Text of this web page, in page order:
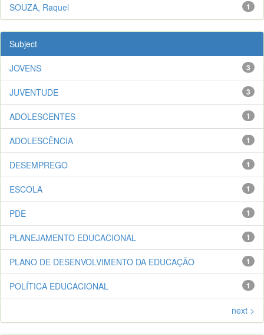
1
SOUZA, Raquel
Subject
3
JOVENS
3
JUVENTUDE
1
ADOLESCENTES
1
ADOLESCÊNCIA
1
DESEMPREGO
1
ESCOLA
1
PDE
1
PLANEJAMENTO EDUCACIONAL
1
PLANO DE DESENVOLVIMENTO DA EDUCAÇÃO
1
POLÍTICA EDUCACIONAL
next >